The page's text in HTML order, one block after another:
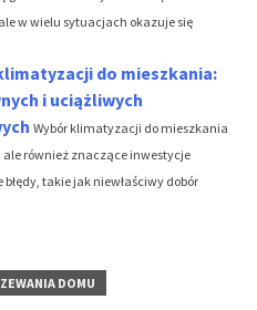
w wielu sytuacjach okazuje się
do mieszkania:
i uciążliwych
Wybór klimatyzacji do mieszkania
również znaczące inwestycje
błędy, takie jak niewłaściwy dobór
DOMU